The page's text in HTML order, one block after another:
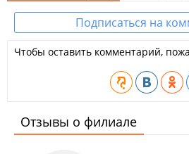
Подписаться на
Чтобы оставить комментарий,
Отзывы о филиале